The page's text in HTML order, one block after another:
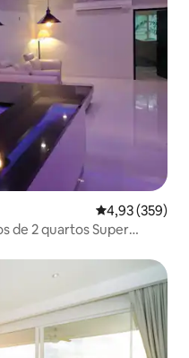
Classificação
4,93 (359)
de 2 quartos Super